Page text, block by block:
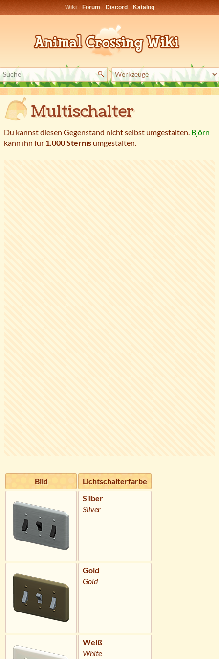
Wiki Forum Discord Katalog
Multischalter
Du kannst diesen Gegenstand nicht selbst umgestalten. Björn
kann ihn für 1.000 Sternis umgestalten.
Bild
Lichtschalterfarbe
Silber
Silver
Gold
Gold
Weiß
White